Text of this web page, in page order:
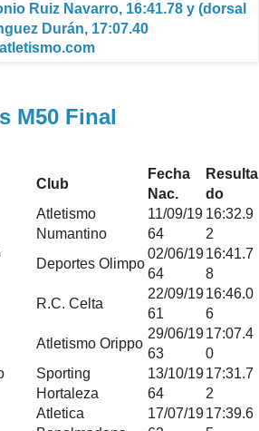
Ruiz Navarro, 16:41.78 y (dorsal
Durán, 17:07.40
M50 Final
Club
Fecha
Nac.
Resulta
do
Atletismo
Numantino
11/09/19
64
16:32.9
2
Deportes Olimpo
02/06/19
64
16:41.7
8
R.C. Celta
22/09/19
61
16:46.0
6
Atletismo Orippo
29/06/19
63
17:07.4
0
Sporting
Hortaleza
13/10/19
64
17:31.7
2
Atletica
17/07/1917:39.6